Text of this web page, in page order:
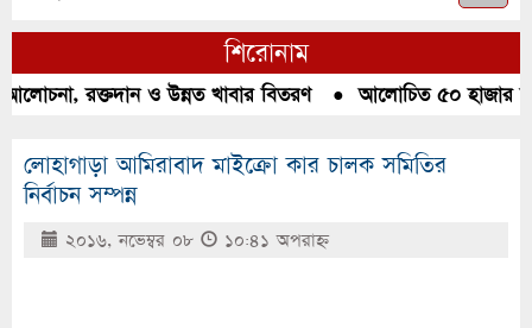
শিরোনাম
রক্তদান ও উন্নত খাবার বিতরণ●আলোচিত ৫০ হাজার
লোহাগাড়া আমিরাবাদ মাইক্রো কার চালক সমিতির
নির্বাচন সম্পন্ন
২০১৬, নভেম্বর ০৮ ১০:৪১ অপরাহ্ণ